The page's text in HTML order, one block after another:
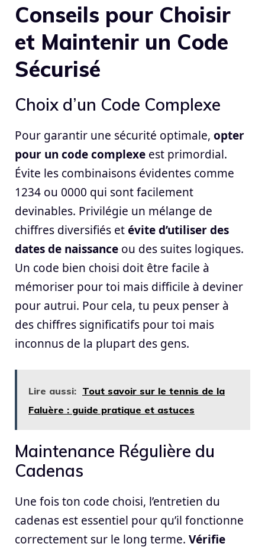
Conseils pour Choisir
et Maintenir un Code
Sécurisé
Choix d’un Code Complexe
Pour garantir une sécurité optimale, opter
pour un code complexe est primordial.
Évite les combinaisons évidentes comme
1234 ou 0000 qui sont facilement
devinables. Privilégie un mélange de
chiffres diversifiés etévite d’utiliser des
dates de naissance ou des suites logiques.
Un code bien choisi doit être facile à
mémoriser pour toi mais difficile à deviner
pour autrui. Pour cela, tu peux penser à
des chiffres significatifs pour toi mais
inconnus de la plupart des gens.
Lire aussi: Tout savoir sur le tennis de la
Faluère : guide pratique et astuces
Maintenance Régulière du
Cadenas
Une fois ton code choisi, l’entretien du
cadenas est essentiel pour qu’il fonctionne
correctement sur le long terme. Vérifie